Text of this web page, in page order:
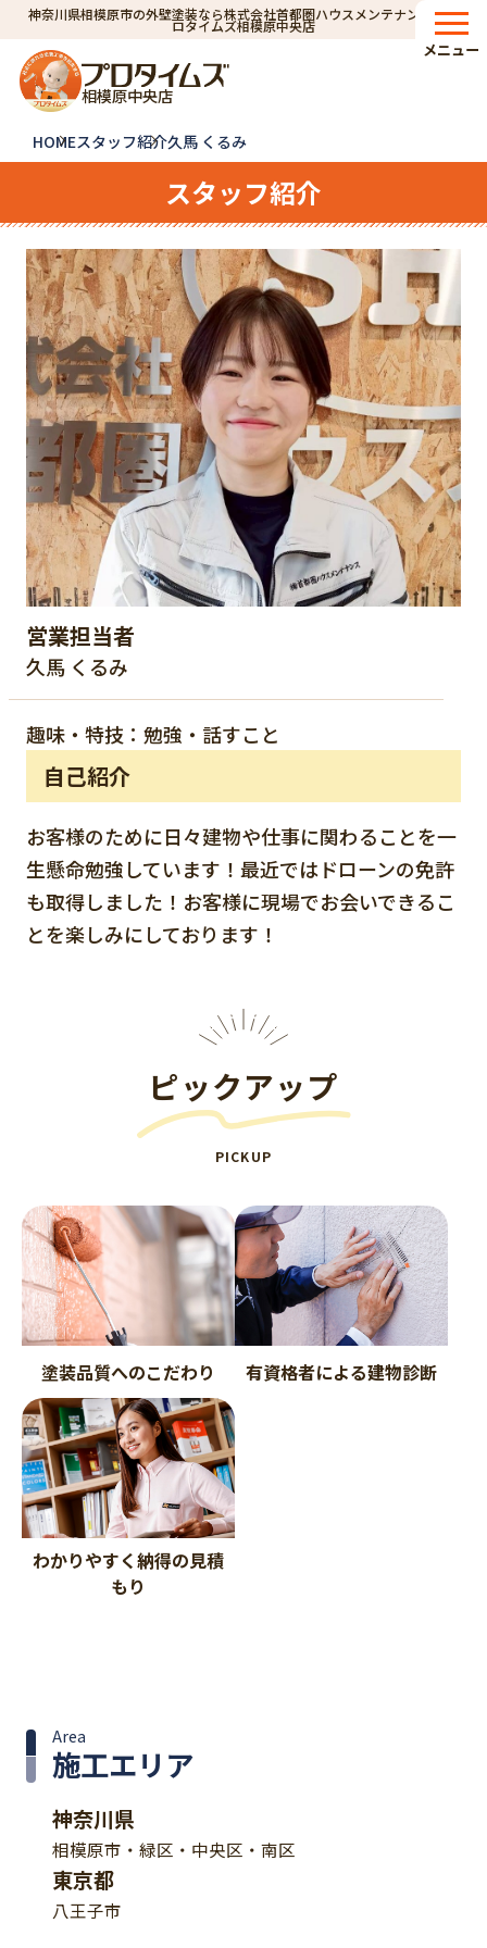
神奈川県相模原市の外壁塗装なら株式会社首都圏ハウスメンテナンス｜プ
ロタイムズ相模原中央店
相模原中央店
メニュー
HOMEスタッフ紹介久馬 くるみ
スタッフ紹介
営業担当者
久馬 くるみ
趣味・特技：勉強・話すこと
自己紹介
お客様のために日々建物や仕事に関わることを一
生懸命勉強しています！最近ではドローンの免許
も取得しました！お客様に現場でお会いできるこ
とを楽しみにしております！
ピックアップ
PICKUP
塗装品質へのこだわり 有資格者による建物診断
わかりやすく納得の見積
もり
施工エリア
Area
神奈川県
相模原市・緑区・中央区・南区
東京都
八王子市